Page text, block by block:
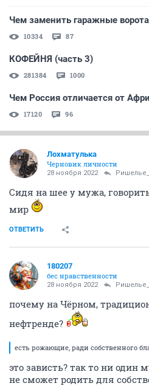
Чем заменить гаражные
10334 87
КОФЕЙНЯ (часть 3)
281384 1000
Чем Россия отличается от
17120 96
Лохматулька
Черновик личности
28 ноября 2022
Сидя на шее у мужа,
мир
ОТВЕТИТЬ
180207
бес нравственности
28 ноября 2022
почему на Чёрном,
нефтренде?
есть рожающие, ради собственного
это зависть? так то ни один
не сможет родить для